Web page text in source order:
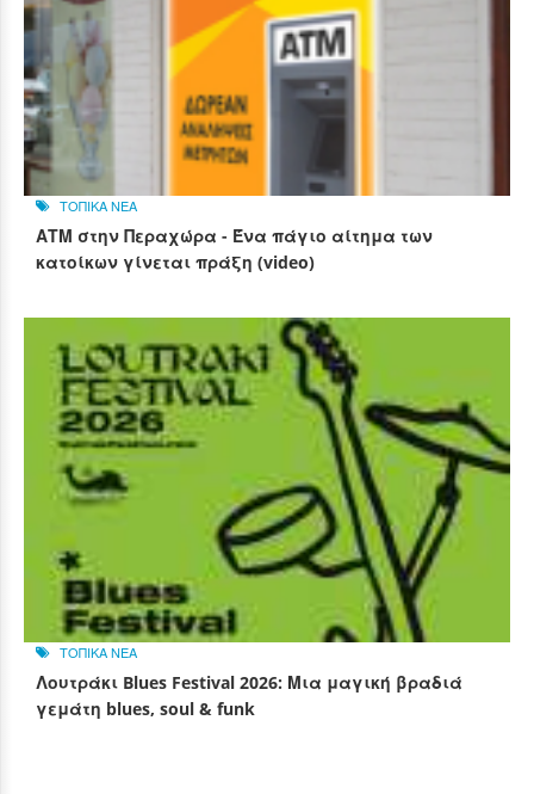
ΤΟΠΙΚΑ ΝΕΑ
ΑΤΜ στην Περαχώρα - Ένα πάγιο αίτημα των
κατοίκων γίνεται πράξη (video)
ΤΟΠΙΚΑ ΝΕΑ
Λουτράκι Blues Festival 2026: Μια μαγική βραδιά
γεμάτη blues, soul & funk